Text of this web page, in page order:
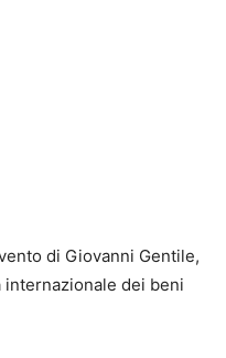
di Giovanni Gentile,
internazionale dei beni